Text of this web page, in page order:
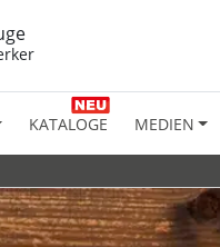
KATALOGE MEDIEN